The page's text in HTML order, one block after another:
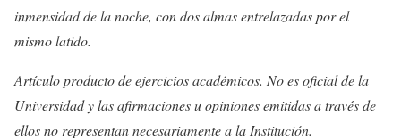
inmensidad de la noche, con dos almas entrelazadas por el
mismo latido.
Artículo producto de ejercicios académicos. No es oficial de la
Universidad y las afirmaciones u opiniones emitidas a través de
ellos no representan necesariamente a la Institución.